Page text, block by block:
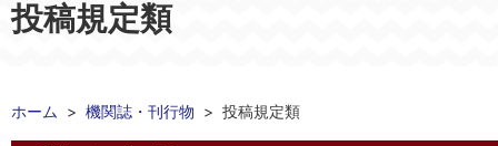
投稿規定類
ホーム 機関誌・刊行物 投稿規定類